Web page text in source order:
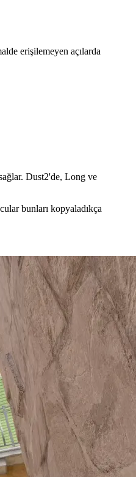
erişilemeyen açılarda
Dust2'de, Long ve
bunları kopyaladıkça